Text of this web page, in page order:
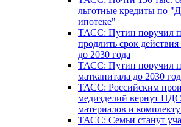
льготные кредиты по
ипотеке"
ТАСС: Путин поручил
продлить срок
до 2030 года
ТАСС: Путин поручил
маткапитала до 2030
ТАСС: Российским
медизделий вернут
материалов и
ТАСС: Семьи станут